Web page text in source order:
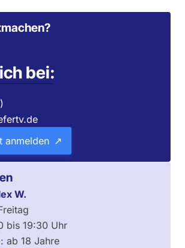
bei:
anmelden
W.
bis 19:30 Uhr
: ab 18 Jahre